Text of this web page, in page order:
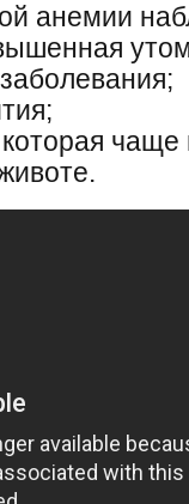
анемии
чаще